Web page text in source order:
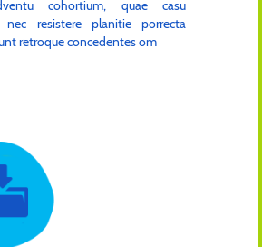
cohortium, quae casu
nec resistere planitie porrecta
retroque concedentes om